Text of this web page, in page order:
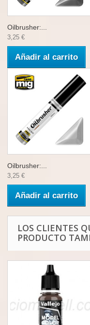
Oilbrusher:...
3,25 €
Añadir al carrito
Oilbrusher:...
3,25 €
Añadir al carrito
LOS CLIENTES
PRODUCTO